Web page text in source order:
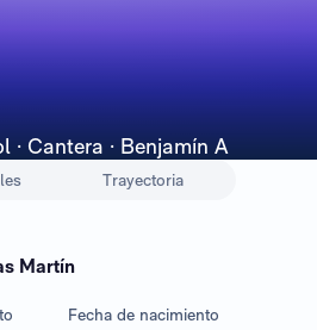
· Cantera · Benjamín A
Trayectoria
Martín
Fecha de nacimiento